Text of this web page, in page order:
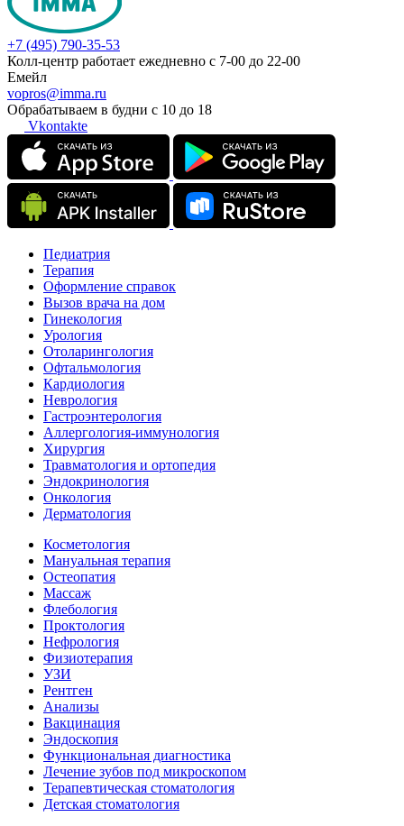
+7 (495) 790-35-53
Колл-центр работает ежедневно с 7-00 до 22-00
Емейл
vopros@imma.ru
Обрабатываем в будни с 10 до 18
Vkontakte
Педиатрия
Терапия
Оформление справок
Вызов врача на дом
Гинекология
Урология
Отоларингология
Офтальмология
Кардиология
Неврология
Гастроэнтерология
Аллергология-иммунология
Хирургия
Травматология и ортопедия
Эндокринология
Онкология
Дерматология
Косметология
Мануальная терапия
Остеопатия
Массаж
Флебология
Проктология
Нефрология
Физиотерапия
УЗИ
Рентген
Анализы
Вакцинация
Эндоскопия
Функциональная диагностика
Лечение зубов под микроскопом
Терапевтическая стоматология
Детская стоматология